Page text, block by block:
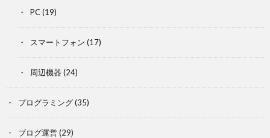
PC(19)
スマートフォン (17)
周辺機器 (24)
プログラミング(35)
ブログ運営(29)